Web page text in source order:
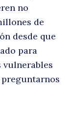
no
de
desde que
para
vulnerables
preguntarnos